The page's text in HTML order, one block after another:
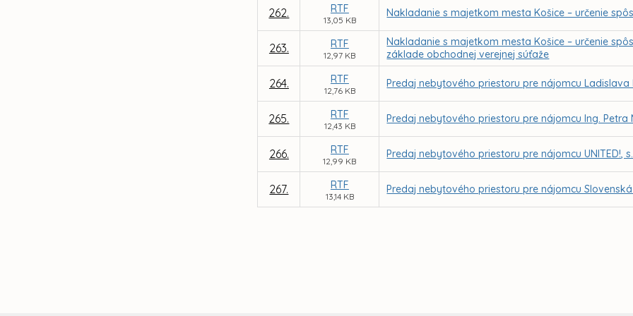
262. RTF
13,05 KB
Nakladanie s majetkom mesta Košice – určenie
263. RTF
12,97 KB
Nakladanie s majetkom mesta Košice – určenie
základe obchodnej verejnej súťaže
264. RTF
12,76 KB
Predaj nebytového priestoru pre nájomcu Ladislava
265. RTF
12,43 KB
Predaj nebytového priestoru pre nájomcu Ing.
266. RTF
12,99 KB
Predaj nebytového priestoru pre nájomcu UNITED!,
267. RTF
13,14 KB
Predaj nebytového priestoru pre nájomcu